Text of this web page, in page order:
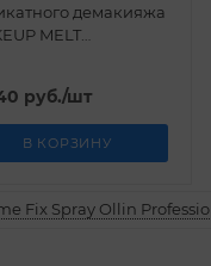
демакияжа
MELT
руб./шт
В КОРЗИНУ
Fix Spray Ollin